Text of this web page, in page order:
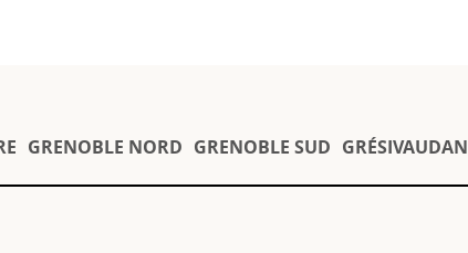
GRENOBLE NORD GRENOBLE SUD GRÉSIVAUDAN